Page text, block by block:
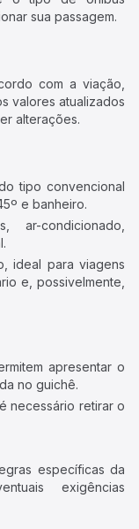
sua passagem.
com a viação,
valores atualizados
alterações.
tipo convencional
e banheiro.
ar-condicionado,
ideal para viagens
e, possivelmente,
apresentar o
no guichê.
necessário retirar o
específicas da
exigências